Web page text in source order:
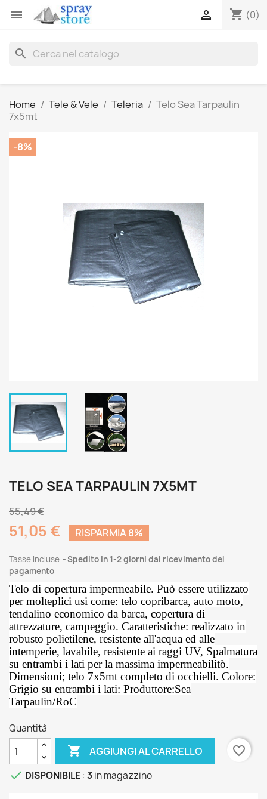
 shopping_cart (0)

search
Home Tele & Vele Teleria
Telo Sea Tarpaulin
7x5mt
-8%
TELO SEA TARPAULIN 7X5MT
55,49 €
51,05 € RISPARMIA 8%
Tasse incluse
Spedito in 1-2 giorni dal ricevimento del
pagamento
Telo di copertura impermeabile. Può essere utilizzato
per molteplici usi come: telo copribarca, auto moto,
tendalino economico da barca, copertura di
attrezzature, campeggio. Caratteristiche: realizzato in
robusto polietilene, resistente all'acqua ed alle
intemperie, lavabile, resistente ai raggi UV, Spalmatura
su entrambi i lati per la massima impermeabilitò.
Dimensioni; telo 7x5mt completo di occhielli. Colore:
Grigio su entrambi i lati: Produttore:Sea
Tarpaulin/RoC
Quantità
 AGGIUNGI AL CARRELLO
favorite_border
 DISPONIBILE: 3 in magazzino